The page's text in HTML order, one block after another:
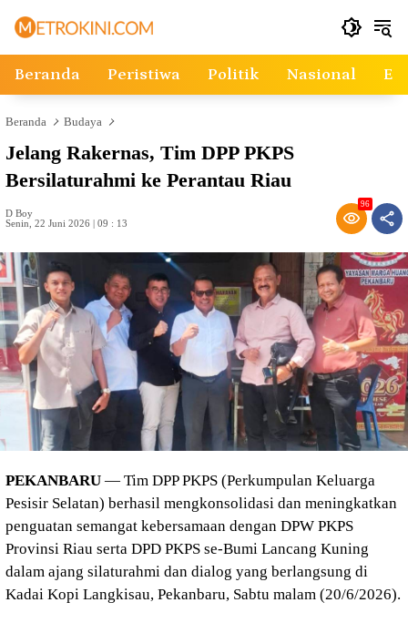
Beranda Peristiwa Politik Nasional
Beranda Budaya
Jelang Rakernas, Tim DPP PKPS
Bersilaturahmi ke Perantau Riau
D Boy
Senin, 22 Juni 2026 | 09 : 13
96
PEKANBARU — Tim DPP PKPS (Perkumpulan Keluarga
Pesisir Selatan) berhasil mengkonsolidasi dan meningkatkan
penguatan semangat kebersamaan dengan DPW PKPS
Provinsi Riau serta DPD PKPS se-Bumi Lancang Kuning
dalam ajang silaturahmi dan dialog yang berlangsung di
Kadai Kopi Langkisau, Pekanbaru, Sabtu malam (20/6/2026).